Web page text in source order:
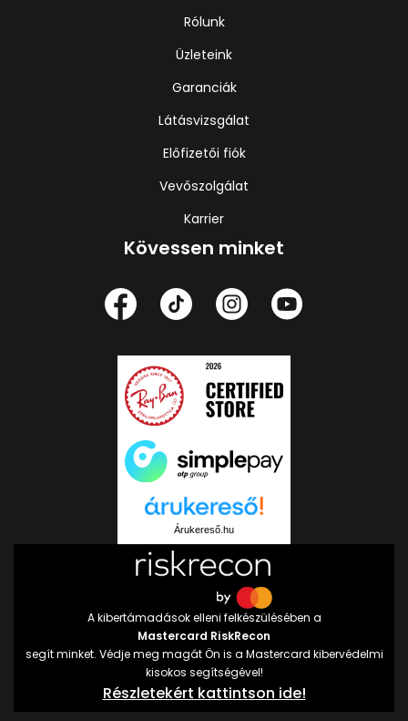
Rólunk
Üzleteink
Garanciák
Látásvizsgálat
Előfizetői fiók
Vevőszolgálat
Karrier
Kövessen minket
Árukereső.hu
A kibertámadások elleni felkészülésében a
Mastercard RiskRecon
segít minket. Védje meg magát Ön is a Mastercard kibervédelmi
kisokos segítségével!
Részletekért kattintson ide!